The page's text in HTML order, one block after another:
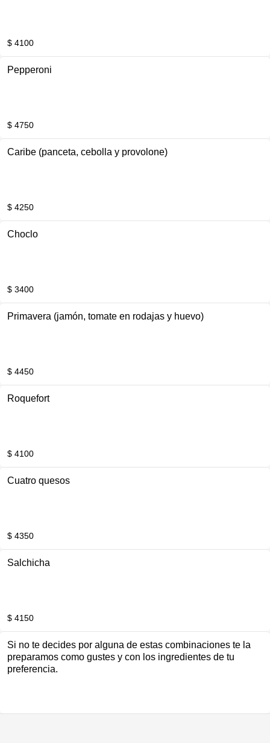
$ 4100
Pepperoni
$ 4750
Caribe (panceta, cebolla y provolone)
$ 4250
Choclo
$ 3400
Primavera (jamón, tomate en rodajas y huevo)
$ 4450
Roquefort
$ 4100
Cuatro quesos
$ 4350
Salchicha
$ 4150
Si no te decides por alguna de estas combinaciones te la
preparamos como gustes y con los ingredientes de tu
preferencia.